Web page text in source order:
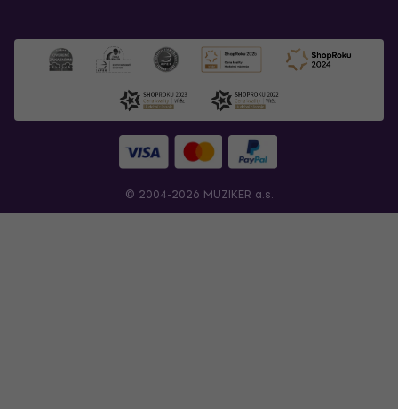
© 2004-2026 MUZIKER a.s.